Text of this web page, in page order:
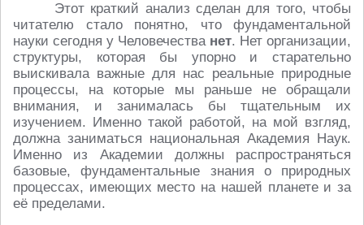
Этот краткий анализ сделан для того, чтобы
читателю стало понятно, что фундаментальной
науки сегодня у Человечества нет. Нет организации,
структуры, которая бы упорно и старательно
выискивала важные для нас реальные природные
процессы, на которые мы раньше не обращали
внимания, и занималась бы тщательным их
изучением. Именно такой работой, на мой взгляд,
должна заниматься национальная Академия Наук.
Именно из Академии должны распространяться
базовые, фундаментальные знания о природных
процессах, имеющих место на нашей планете и за
её пределами.